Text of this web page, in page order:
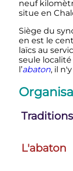
neuf
situe en
Siège du
en est le
laïcs au
seule
l’abaton, il
L'abaton